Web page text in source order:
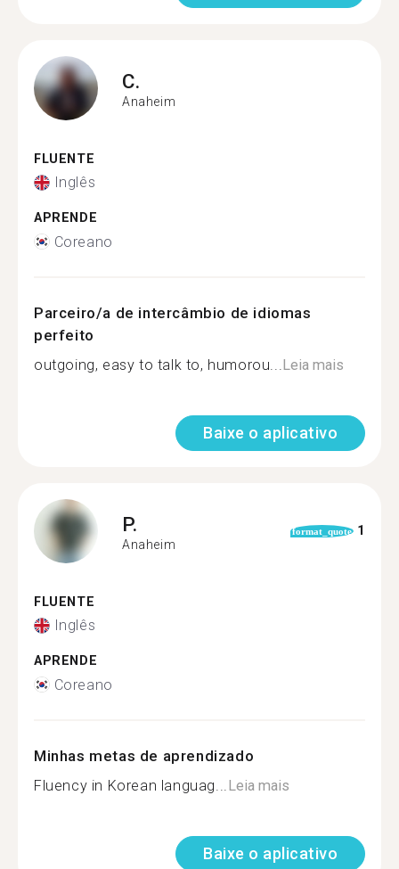
C.
Anaheim
FLUENTE
Inglês
APRENDE
Coreano
Parceiro/a de intercâmbio de idiomas
perfeito
outgoing, easy to talk to, humorou... Leia mais
Baixe o aplicativo
P.
Anaheim
format_quote 1
FLUENTE
Inglês
APRENDE
Coreano
Minhas metas de aprendizado
Fluency in Korean languag... Leia mais
Baixe o aplicativo